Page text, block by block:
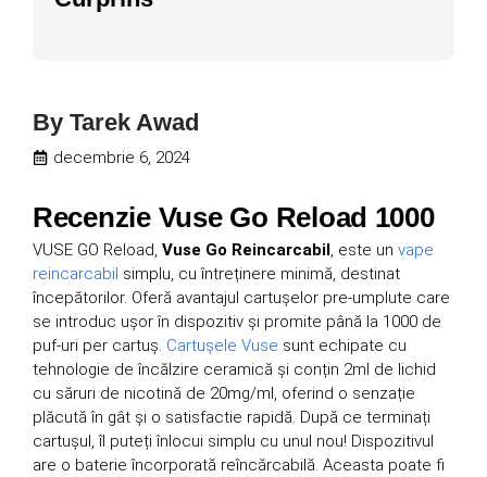
By Tarek Awad
decembrie 6, 2024
Recenzie Vuse Go Reload 1000
VUSE GO Reload, Vuse Go Reincarcabil, este un vape
reincarcabil simplu, cu întreținere minimă, destinat
începătorilor. Oferă avantajul cartușelor pre-umplute care
se introduc ușor în dispozitiv și promite până la 1000 de
puf-uri per cartuș. Cartușele Vuse sunt echipate cu
tehnologie de încălzire ceramică și conțin 2ml de lichid
cu săruri de nicotină de 20mg/ml, oferind o senzație
plăcută în gât și o satisfactie rapidă. După ce terminați
cartușul, îl puteți înlocui simplu cu unul nou! Dispozitivul
are o baterie încorporată reîncărcabilă. Aceasta poate fi